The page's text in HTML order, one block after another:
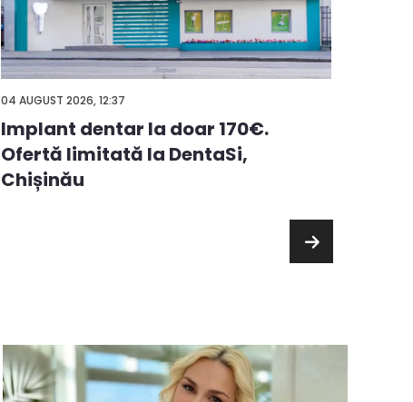
04 AUGUST 2026, 12:37
Implant dentar la doar 170€.
Ofertă limitată la DentaSi,
Chișinău